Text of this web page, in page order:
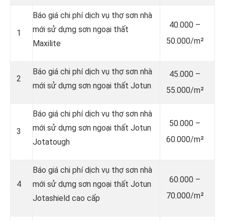
1
Báo giá chi phí dịch vụ thợ sơn nhà
mới sử dựng sơn ngoại thất
Maxilite
40.000 –
50.000/m²
2
Báo giá chi phí dịch vụ thợ sơn nhà
mới sử dựng sơn ngoại thất Jotun
45.000 –
55.000/m²
3
Báo giá chi phí dịch vụ thợ sơn nhà
mới sử dựng sơn ngoại thất Jotun
Jotatough
50.000 –
60.000/m²
4
Báo giá chi phí dịch vụ thợ sơn nhà
mới sử dựng sơn ngoại thất Jotun
Jotashield cao cấp
60.000 –
70.000/m²